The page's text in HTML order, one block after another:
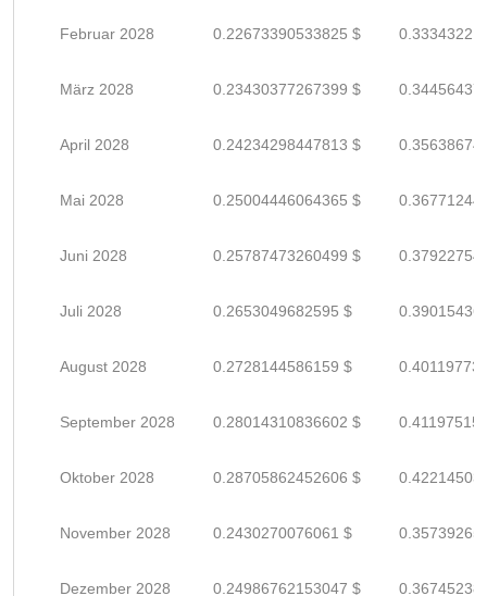
Februar 2028 0.22673390533825 $
März 2028 0.23430377267399 $
April 2028 0.24234298447813 $
Mai 2028 0.25004446064365 $
Juni 2028 0.25787473260499 $
Juli 2028 0.2653049682595 $
August 2028 0.2728144586159 $
September 2028 0.28014310836602 $
Oktober 2028 0.28705862452606 $
November 2028 0.2430270076061 $
Dezember 2028 0.24986762153047 $